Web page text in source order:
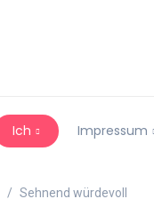
Ich Impressum
Sehnend würdevoll